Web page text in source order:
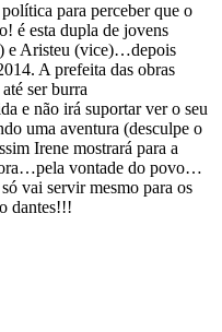
para perceber que o
é esta dupla de jovens
e Aristeu (vice)…depois
A prefeita das obras
ser burra
e não irá suportar ver o seu
uma aventura (desculpe o
Irene mostrará para a
vontade do povo…
vai servir mesmo para os
dantes!!!